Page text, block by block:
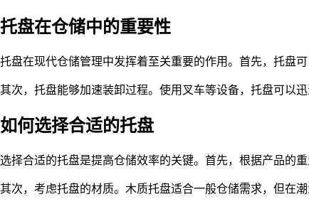
托盘在仓储中的重要性
托盘在现代仓储管理中发挥着至关重要的作用。首先，托盘
其次，托盘能够加速装卸过程。使用叉车等设备，托盘可以
如何选择合适的托盘
选择合适的托盘是提高仓储效率的关键。首先，根据产品的
其次，考虑托盘的材质。木质托盘适合一般仓储需求，但在